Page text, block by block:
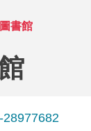
書館